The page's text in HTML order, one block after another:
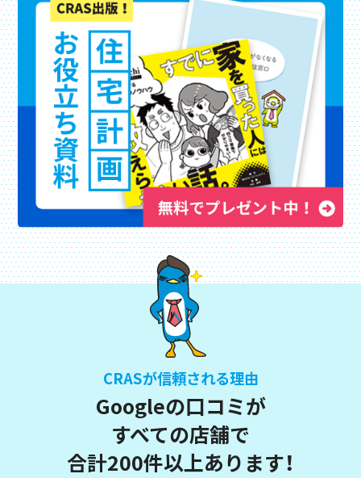
CRASが信頼される理由
Googleの口コミが
すべての店舗で
合計200件以上あります！